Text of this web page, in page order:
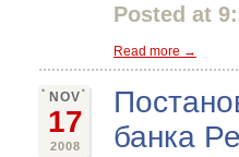
Posted at
Read more →
NOV
17
2008
банка